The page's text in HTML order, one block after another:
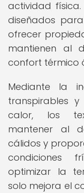
actividad física.
diseñados
ofrecer
mantienen al
confort térmico
Mediante la
transpirables
calor, los
mantener al
cálidos y
condiciones
optimizar la
solo mejora el